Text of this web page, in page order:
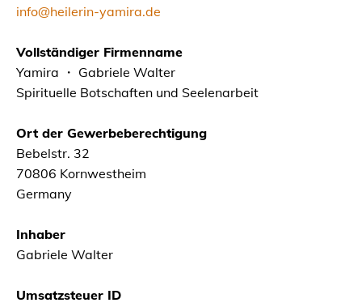
info@heilerin-yamira.de
Vollständiger Firmenname
Yamira ・ Gabriele Walter
Spirituelle Botschaften und Seelenarbeit
Ort der Gewerbeberechtigung
Bebelstr. 32
70806 Kornwestheim
Germany
Inhaber
Gabriele Walter
Umsatzsteuer ID